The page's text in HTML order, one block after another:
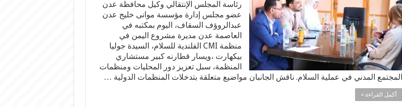
رئاسة المجلس الإنتقالي وكيل محافظة عدن
عضو مجلس إدارة مؤسسة موانى خليج عدن
عبدالروؤف السقاف، اليوم بمكتبه في
العاصمة عدن مديرة مشروع اليمن في
منظمة CMI الفلندية للسلام، السيدة جوليا
بيكهارت ،ويسار قطارنه كبير مستشاري
المنظمة، سبل تعزيز دور المحليات ومنظمات
المجتمع المدني في عملية السلام. ناقش الجانبان مواضيع متعلقة بتدخلات المنظمات الدولية …
أكمل القراءة »